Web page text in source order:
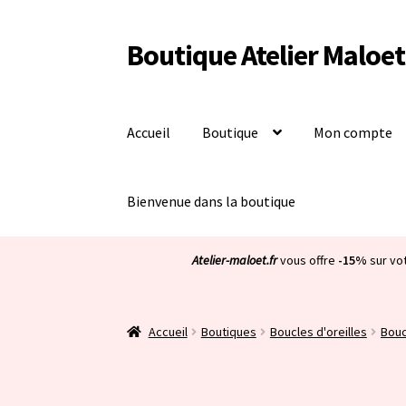
Aller
à
Aller
au
Boutique Atelier Maloet
Accueil Boutique Mon compte
Bienvenue dans la boutique
Atelier-maloet.frvous offre -15% sur
Accueil Boutiques Boucles d'oreilles